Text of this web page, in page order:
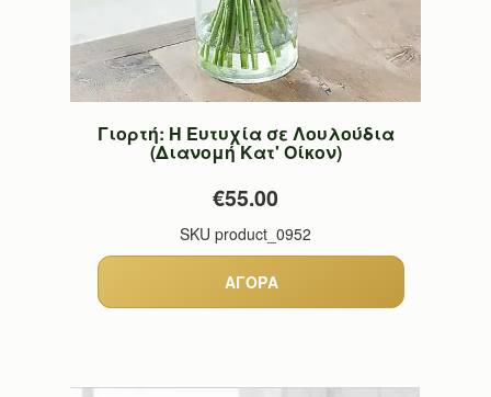
Γιορτή: Η Ευτυχία σε Λουλούδια
(Διανομή Κατ' Οίκον)
€55.00
SKU product_0952